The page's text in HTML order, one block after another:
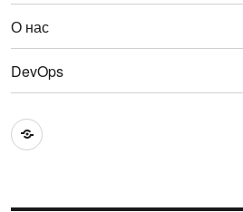
О нас
DevOps
Австралия